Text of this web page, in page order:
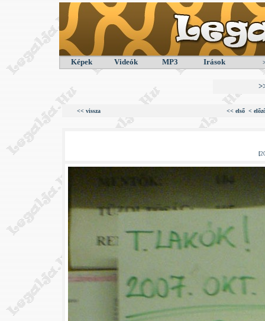
Képek Videók MP3 Irások
<< vissza << első <
[